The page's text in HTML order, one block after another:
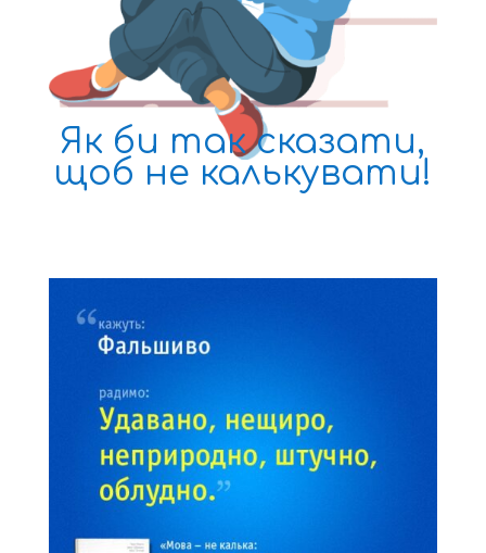
Як би таксказати,
щоб не калькувати!